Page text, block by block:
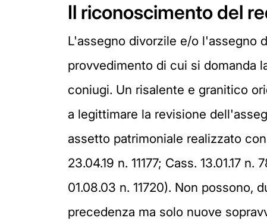
Il riconoscimento del
L'assegno divorzile e/o l'assegno
provvedimento di cui si domanda
coniugi. Un risalente e granitico
a legittimare la revisione
assetto patrimoniale realizzato
23.04.19 n. 11177; Cass. 13.01.17
01.08.03 n. 11720). Non
precedenza ma solo nuove